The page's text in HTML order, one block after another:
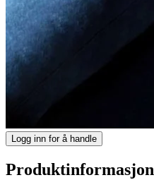
Logg inn for å handle
Produktinformasjon